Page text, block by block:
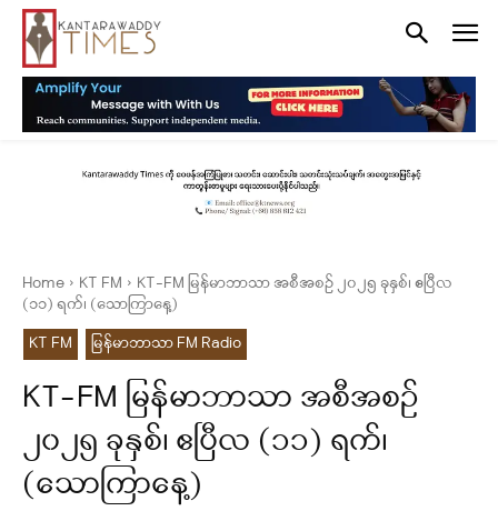
Home KT FM
KT-FM မြန်မာဘာသာ အစီအစဉ် ၂၀၂၅ ခုနှစ်၊ ဧပြီလ
(၁၁) ရက်၊ (သောကြာနေ့)
KT FM
မြန်မာဘာသာ FM Radio
KT-FM မြန်မာဘာသာ အစီအစဉ်
၂၀၂၅ ခုနှစ်၊ ဧပြီလ (၁၁) ရက်၊
(သောကြာနေ့)